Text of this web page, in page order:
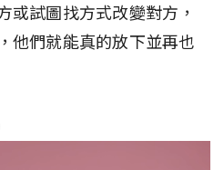
或試圖找方式改變對方，
他們就能真的放下並再也